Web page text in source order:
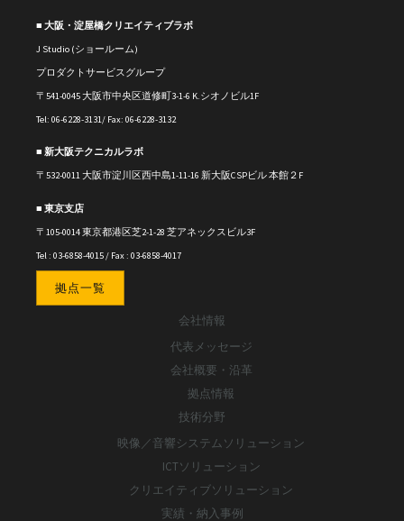
■ 大阪・淀屋橋クリエイティブラボ
J Studio (ショールーム)
プロダクトサービスグループ
〒541-0045 大阪市中央区道修町3-1-6 K.シオノビル1F
Tel: 06-6228-3131/ Fax: 06-6228-3132
■ 新大阪テクニカルラボ
〒 532-0011大阪市淀川区西中島1-11-16 新大阪CSPビル 本館２F
■ 東京支店
〒105-0014 東京都港区芝2-1-28 芝アネックスビル3F
Tel : 03-6858-4015 / Fax : 03-6858-4017
拠点一覧
会社情報
代表メッセージ
会社概要・沿革
拠点情報
技術分野
映像／音響システムソリューション
ICTソリューション
クリエイティブソリューション
実績・納入事例